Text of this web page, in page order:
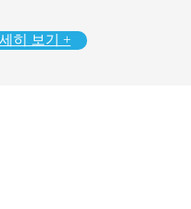
히 보기 +